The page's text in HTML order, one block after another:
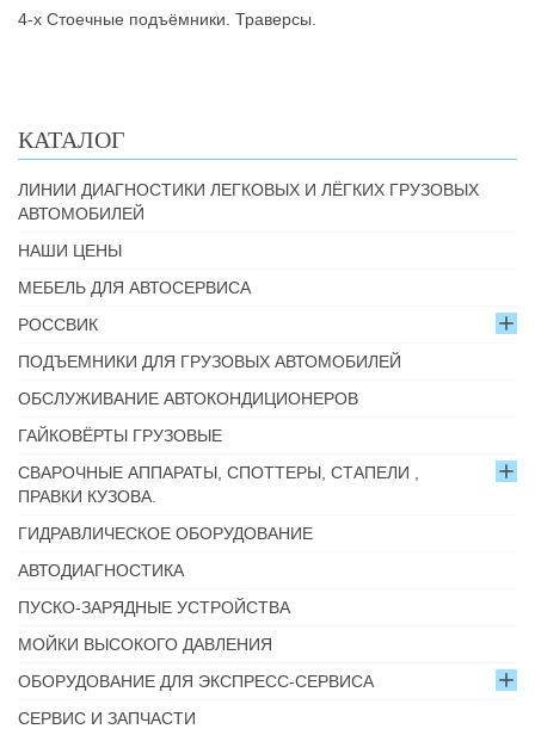
4-х Стоечные подъёмники. Траверсы.
КАТАЛОГ
ЛИНИИ ДИАГНОСТИКИ ЛЕГКОВЫХ И ЛЁГКИХ ГРУЗОВЫХ
АВТОМОБИЛЕЙ
НАШИ ЦЕНЫ
МЕБЕЛЬ ДЛЯ АВТОСЕРВИСА
РОССВИК
ПОДЪЕМНИКИ ДЛЯ ГРУЗОВЫХ АВТОМОБИЛЕЙ
ОБСЛУЖИВАНИЕ АВТОКОНДИЦИОНЕРОВ
ГАЙКОВЁРТЫ ГРУЗОВЫЕ
СВАРОЧНЫЕ АППАРАТЫ, СПОТТЕРЫ, СТАПЕЛИ ,
ПРАВКИ КУЗОВА.
ГИДРАВЛИЧЕСКОЕ ОБОРУДОВАНИЕ
АВТОДИАГНОСТИКА
ПУСКО-ЗАРЯДНЫЕ УСТРОЙСТВА
МОЙКИ ВЫСОКОГО ДАВЛЕНИЯ
ОБОРУДОВАНИЕ ДЛЯ ЭКСПРЕСС-СЕРВИСА
СЕРВИС И ЗАПЧАСТИ